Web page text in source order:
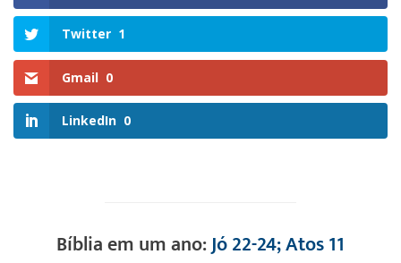
Twitter 1
Gmail 0
LinkedIn 0
Bíblia em um ano:Jó 22-24; Atos 11